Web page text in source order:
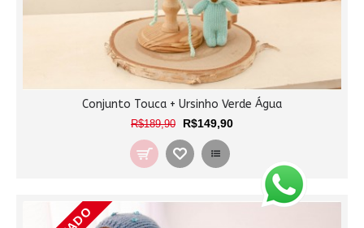
Conjunto Touca + Ursinho Verde Água
R$189,90 R$149,90